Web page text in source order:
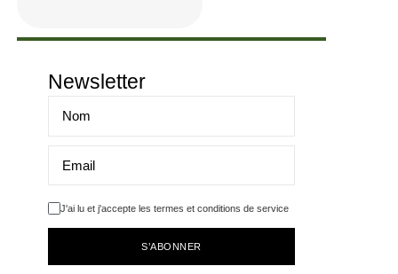
Newsletter
J'ai lu et j'accepte les termes et conditions de service
S’ABONNER